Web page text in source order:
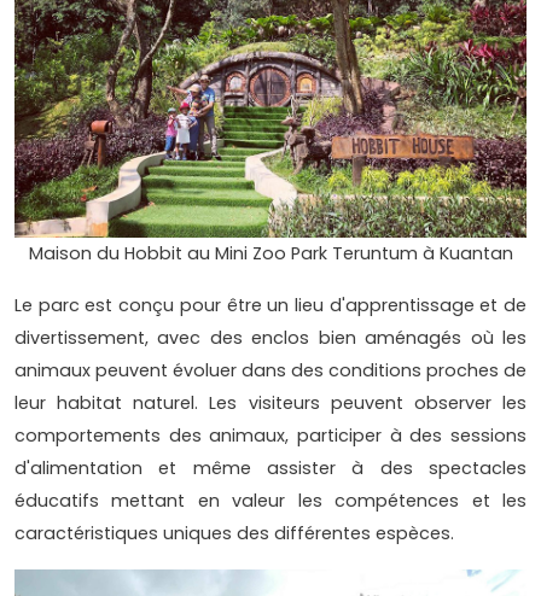
Maison du Hobbit au Mini Zoo Park Teruntum à Kuantan
Le parc est conçu pour être un lieu d'apprentissage et de
divertissement, avec des enclos bien aménagés où les
animaux peuvent évoluer dans des conditions proches de
leur habitat naturel. Les visiteurs peuvent observer les
comportements des animaux, participer à des sessions
d'alimentation et même assister à des spectacles
éducatifs mettant en valeur les compétences et les
caractéristiques uniques des différentes espèces.